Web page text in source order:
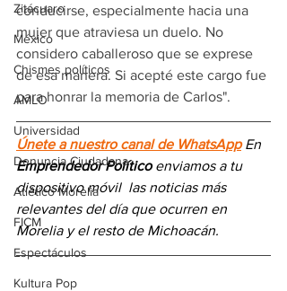
Zitácuaro
México
Chismes políticos
AMLO
Universidad
Denuncia Ciudadana
Atlético Morelia
FICM
Espectáculos
Kultura Pop
conducirse, especialmente hacia una
mujer que atraviesa un duelo. No
considero caballeroso que se exprese
de esa manera. Si acepté este cargo fue
para honrar la memoria de Carlos".
Únete a nuestro canal de WhatsApp En
Emprendedor Político enviamos a tu
dispositivo móvil las noticias más
relevantes del día que ocurren en
Morelia y el resto de Michoacán.